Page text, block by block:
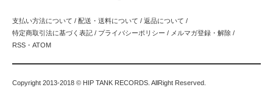
支払い方法について / 配送・送料について / 返品について /
特定商取引法に基づく表記 / プライバシーポリシー / メルマガ登録・解除 /
RSS ・ ATOM
Copyright 2013-2018 © HIP TANK RECORDS. AllRight Reserved.